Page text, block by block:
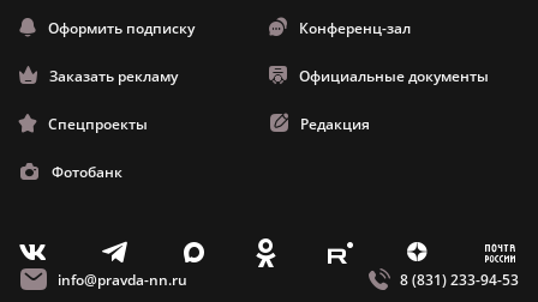
Оформить подписку Конференц-зал
Заказать рекламу Официальные документы
Спецпроекты Редакция
Фотобанк
V T X O E Z m
info@pravda-nn.ru 8 (831) 233-94-53